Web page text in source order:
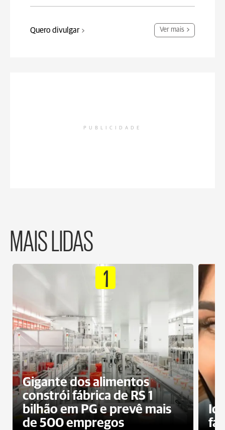
Quero divulgar Ver mais
PUBLICIDADE
MAIS LIDAS
1
Gigante dos alimentos
constrói fábrica de RS 1
bilhão em PG e prevê mais
de 500 empregos